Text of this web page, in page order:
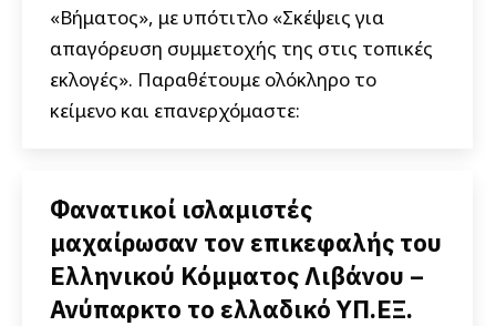
«Βήματος», με υπότιτλο «Σκέψεις για
απαγόρευση συμμετοχής της στις τοπικές
εκλογές». Παραθέτουμε ολόκληρο το
κείμενο και επανερχόμαστε:
Φανατικοί ισλαμιστές
μαχαίρωσαν τον επικεφαλής του
Ελληνικού Κόμματος Λιβάνου –
Ανύπαρκτο το ελλαδικό ΥΠ.ΕΞ.